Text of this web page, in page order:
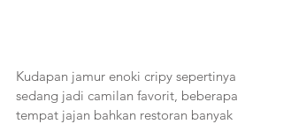
Kudapan jamur enoki cripy sepertinya
sedang jadi camilan favorit, beberapa
tempat jajan bahkan restoran banyak